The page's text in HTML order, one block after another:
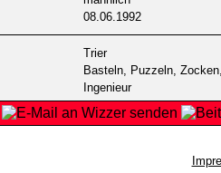
08.06.1992
Trier
Basteln, Puzzeln,
Ingenieur